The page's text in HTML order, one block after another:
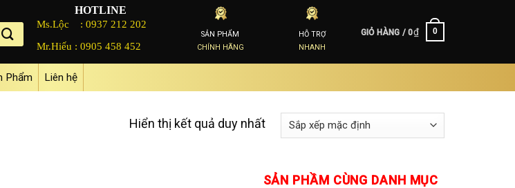
HOTLINE
Ms.Lộc :0937 212 202
Mr.Hiếu :0905 458 452
SẢN PHẨM
CHÍNH HÃNG
HỖ TRỢ
NHANH
GIỎ HÀNG /0₫ 0
Phẩm Liên hệ
Hiển thị kết quả duy nhất
SẢN PHẦM CÙNG DANH MỤC